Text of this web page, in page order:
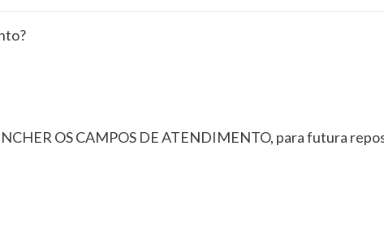
OS CAMPOS DE ATENDIMENTO, para futura